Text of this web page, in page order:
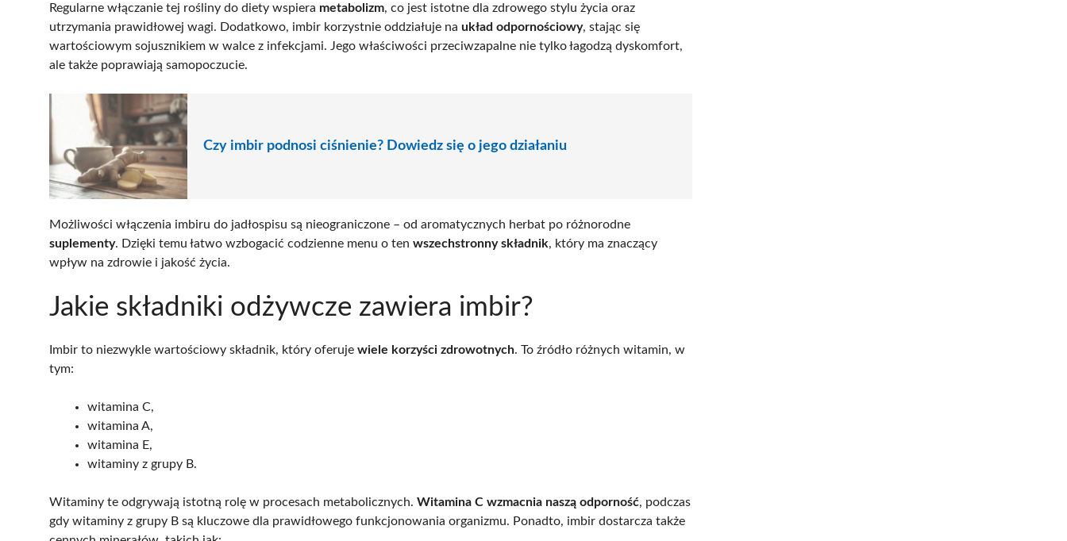
Regularne włączanie tej rośliny do diety wspiera metabolizm, co jest istotne dla zdrowego stylu życia oraz
utrzymania prawidłowej wagi. Dodatkowo, imbir korzystnie oddziałuje na układ odpornościowy, stając się
wartościowym sojusznikiem w walce z infekcjami. Jego właściwości przeciwzapalne nie tylko łagodzą dyskomfort,
ale także poprawiają samopoczucie.
Czy imbir podnosi ciśnienie? Dowiedz się o jego działaniu
Możliwości włączenia imbiru do jadłospisu są nieograniczone – od aromatycznych herbat po różnorodne
suplementy. Dzięki temu łatwo wzbogacić codzienne menu o ten wszechstronny składnik, który ma znaczący
wpływ na zdrowie i jakość życia.
Jakie składniki odżywcze zawiera imbir?
Imbir to niezwykle wartościowy składnik, który oferuje wiele korzyści zdrowotnych. To źródło różnych witamin, w
tym:
witamina C,
witamina A,
witamina E,
witaminy z grupy B.
Witaminy te odgrywają istotną rolę w procesach metabolicznych. Witamina C wzmacnia naszą odporność, podczas
gdy witaminy z grupy B są kluczowe dla prawidłowego funkcjonowania organizmu. Ponadto, imbir dostarcza także